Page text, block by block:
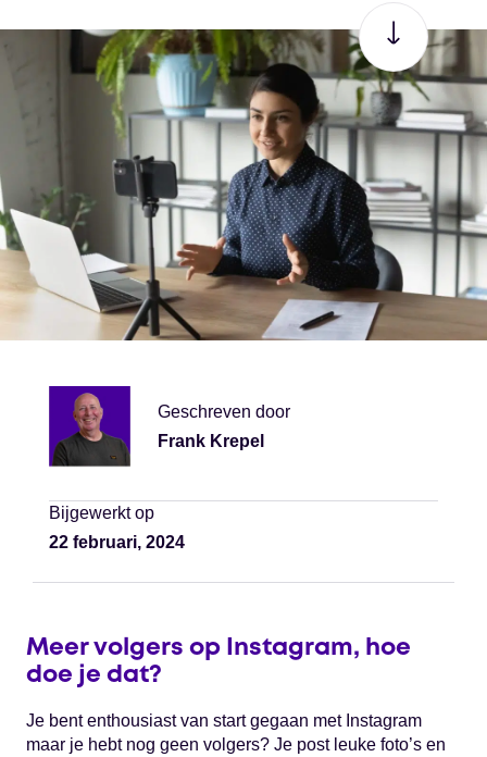
Geschreven door
Frank Krepel
Bijgewerkt op
22 februari, 2024
Meer volgers op Instagram, hoe
doe je dat?
Je bent enthousiast van start gegaan met Instagram
maar je hebt nog geen volgers? Je post leuke foto’s en